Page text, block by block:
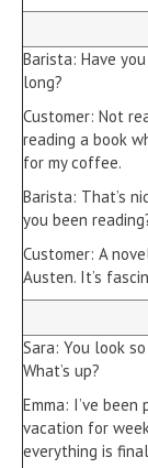
Barista: Have
long?
Customer: Not
reading a book
for my coffee.
Barista: That’s
you been
Customer: A
Austen. It’s
Sara: You look
What’s up?
Emma: I’ve been
vacation for
everything is